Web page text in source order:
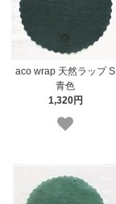
aco wrap 天然ラップ S
青色
1,320円